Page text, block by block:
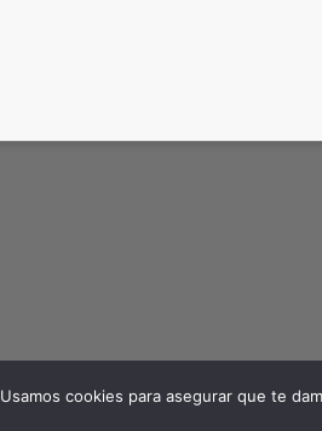
Usamos cookies para asegurar que te